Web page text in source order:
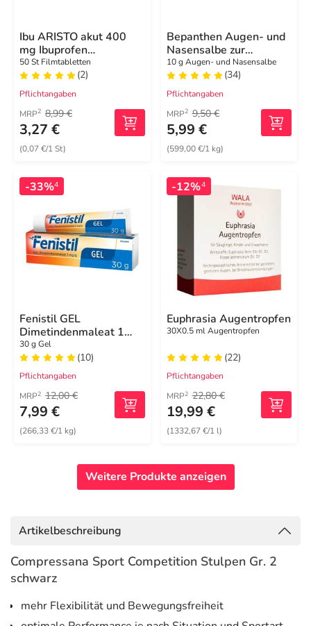
Ibu ARISTO akut 400
mg Ibuprofen
Filmtabletten
50 St Filmtabletten
(2)
Pflichtangaben
MRP2 8,99 €
3,27 €
(0,07 €/1 St)
Bepanthen Augen- und
Nasensalbe zur
Förderung der
Wundheilung
10 g Augen- und Nasensalbe
(34)
Pflichtangaben
MRP2 9,50 €
5,99 €
(599,00 €/1 kg)
-33%4
Fenistil GEL
Dimetindenmaleat 1
mg/g, zur Linderung von
Juckreiz
30 g Gel
(10)
Pflichtangaben
MRP2 12,00 €
7,99 €
(266,33 €/1 kg)
-12%4
Euphrasia Augentropfen
30X0.5 ml Augentropfen
(22)
Pflichtangaben
MRP2 22,80 €
19,99 €
(1332,67 €/1 l)
Weitere Produkte anzeigen
Artikelbeschreibung
Compressana Sport Competition Stulpen Gr. 2
schwarz
mehr Flexibilität und Bewegungsfreiheit